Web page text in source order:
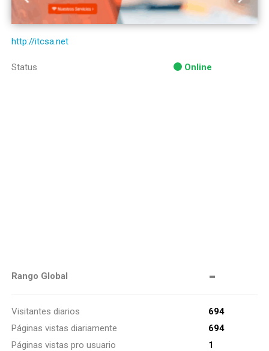
http://itcsa.net
Status Online
Rango Global -
Visitantes diarios
694
Páginas vistas diariamente
694
Páginas vistas pro usuario
1